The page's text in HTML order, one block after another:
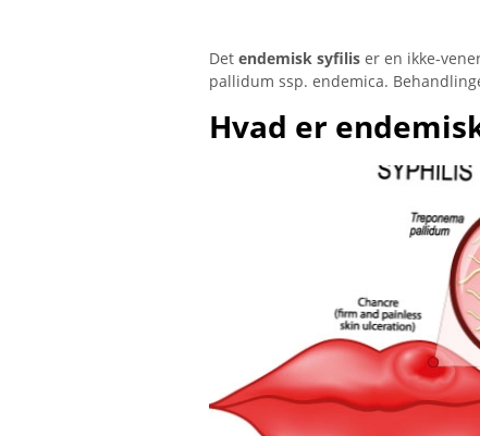
Det endemisk syfilis er en ikke-
pallidum ssp. endemica.
Hvad er